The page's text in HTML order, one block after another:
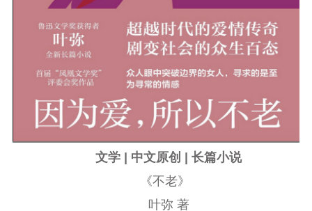
文学 | 中文原创 | 长篇小说
《不老》
叶弥 著